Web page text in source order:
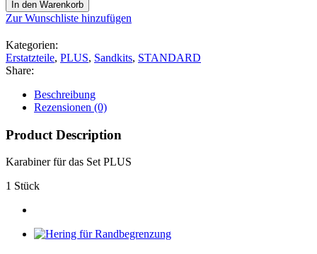
In den Warenkorb
Zur Wunschliste hinzufügen
Kategorien:
Erstatzteile, PLUS, Sandkits, STANDARD
Share:
Beschreibung
Rezensionen (0)
Product Description
Karabiner für das Set PLUS
1 Stück